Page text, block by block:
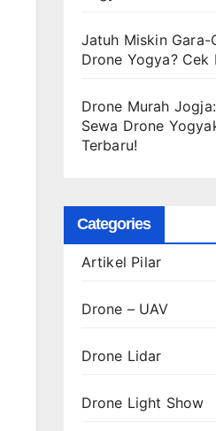
Jatuh Miskin Gara-
Drone Yogya? Cek
Drone Murah
Sewa Drone
Terbaru!
Categories
Artikel Pilar
Drone – UAV
Drone Lidar
Drone Light Show